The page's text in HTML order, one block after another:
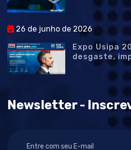
26 de junho de 2026
Expo Usipa
desgaste,
Newsletter -